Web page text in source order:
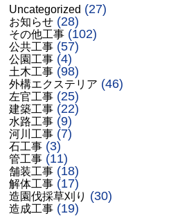
Uncategorized (27)
お知らせ (28)
その他工事 (102)
公共工事 (57)
公園工事 (4)
土木工事 (98)
外構エクステリア (46)
左官工事 (25)
建築工事 (22)
水路工事 (9)
河川工事 (7)
石工事 (3)
管工事 (11)
舗装工事 (18)
解体工事 (17)
造園伐採草刈り (30)
造成工事 (19)